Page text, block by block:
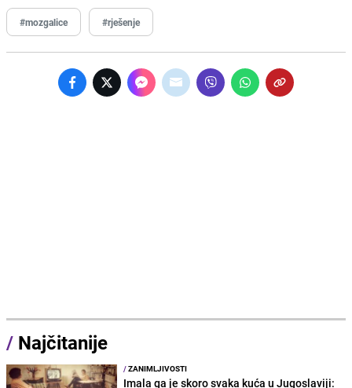
#mozgalice #rješenje
/ Najčitanije
/ZANIMLJIVOSTI
Imala ga je skoro svaka kuća u Jugoslaviji: